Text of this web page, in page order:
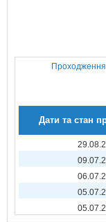
Проходження
Дати та стан